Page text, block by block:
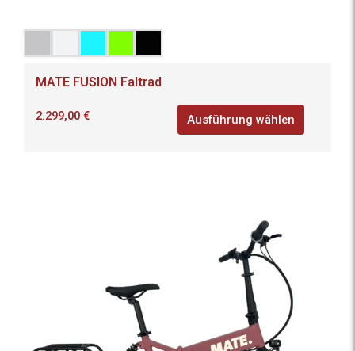
MATE FUSION Faltrad
2.299,00 € Ausführung wählen